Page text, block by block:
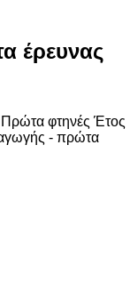
έρευνας
Πρώτα φτηνές Έτος
- πρώτα